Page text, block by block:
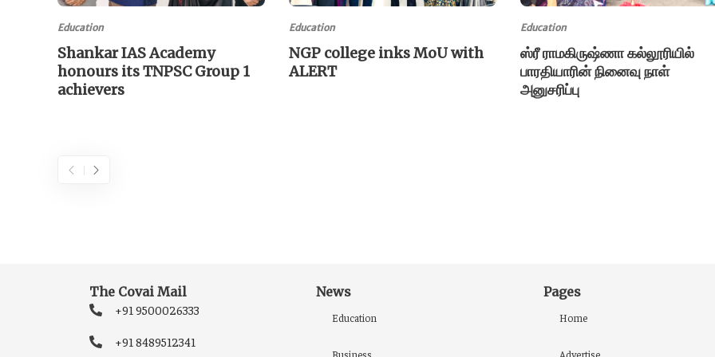
Education
Shankar IAS Academy
honours its TNPSC Group 1
achievers
Education
NGP college inks MoU with
ALERT
Education
ஸ்ரீ ராமகிருஷ்ணா கல்லூரியில்
பாரதியாரின் நினைவு நாள்
அனுசரிப்பு
The Covai Mail
+91 9500026333
+91 8489512341
News
Education
Business
Pages
Home
Advertise